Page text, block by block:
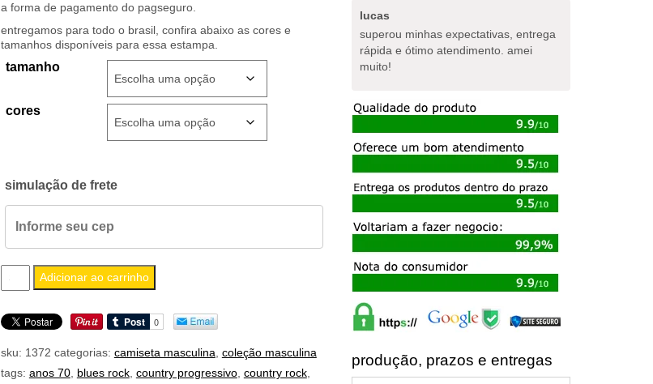
a forma de pagamento do pagseguro.
entregamos para todo o brasil, confira abaixo as cores e
tamanhos disponíveis para essa estampa.
tamanho
cores
simulação de frete
camiseta
masculina
marshall
Adicionar ao carrinho
sku: 1372 categorias: camiseta masculina coleção masculina
tags: anos 70, blues rock, country progressivo, country rock,
lucas
superou minhas expectativas, entrega
rápida e ótimo atendimento. amei
muito!
produção, prazos e entregas